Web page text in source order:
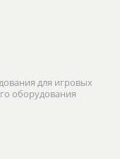
для игровых
оборудования